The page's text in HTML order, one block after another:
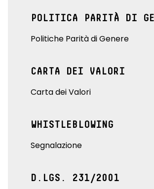
POLITICA PARITÀ DI
Politiche Parità di Genere
CARTA DEI VALORI
Carta dei Valori
WHISTLEBLOWING
Segnalazione
D.LGS. 231/2001